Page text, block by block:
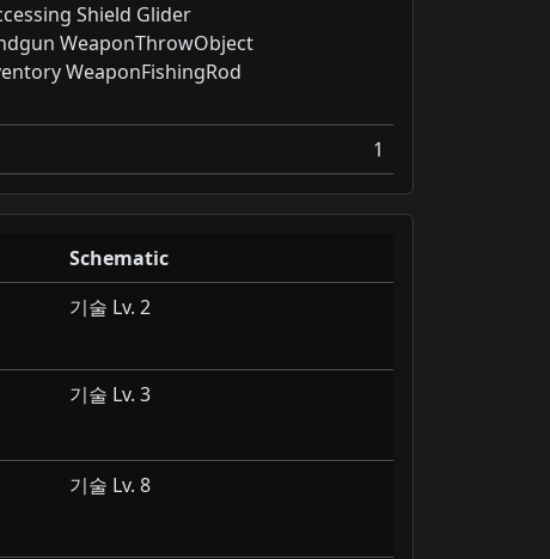
Shield Glider
WeaponThrowObject
WeaponFishingRod
1
Schematic
기술 Lv. 2
기술 Lv. 3
기술 Lv. 8